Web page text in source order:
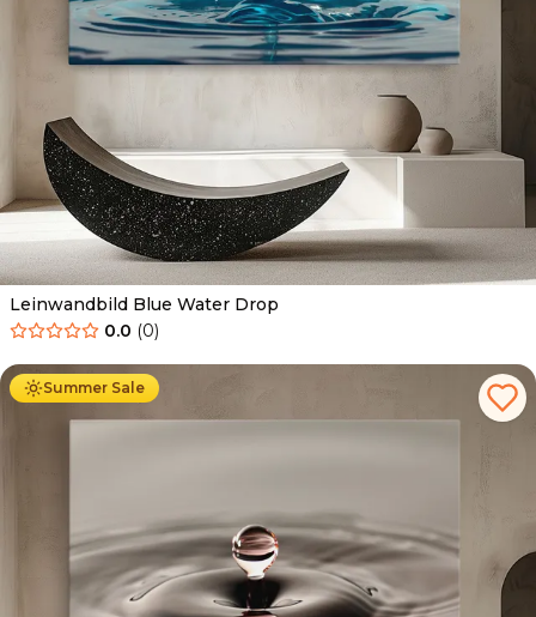
Leinwandbild Blue Water Drop
0.0 (0)
Summer Sale
Ab 39.90 € 34.90